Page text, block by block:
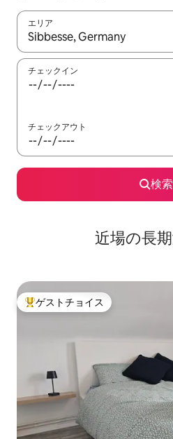
エリア
検索結果が表示されたら、上下
チェックイン
チェックアウト
検索
近場の長
大好評のゲストチョイスです。
ゲストチョイス